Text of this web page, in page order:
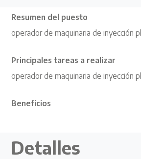
Resumen del puesto
operador de maquinaria de inyección
Principales tareas a realizar
operador de maquinaria de inyección
Beneficios
Detalles